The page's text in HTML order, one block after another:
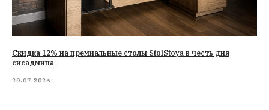
Cкидка 12% на премиальные столы StolStoya в честь дня
сисадмина
29.07.2026